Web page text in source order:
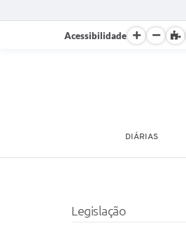
Acessibilidade
DIÁRIAS
Legislação